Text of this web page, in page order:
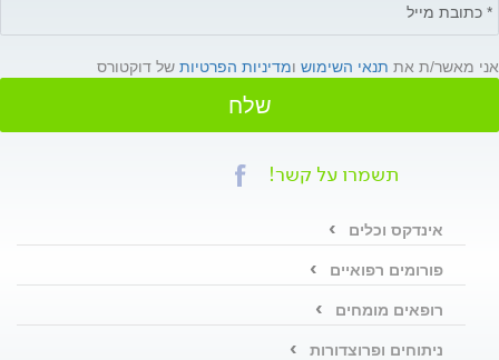
אני מאשר/ת את תנאי השימוש ומדיניות הפרטיות של דוקטורס
שלח
תשמרו על קשר!
אינדקס וכלים
פורומים רפואיים
רופאים מומחים
ניתוחים ופרוצדורות